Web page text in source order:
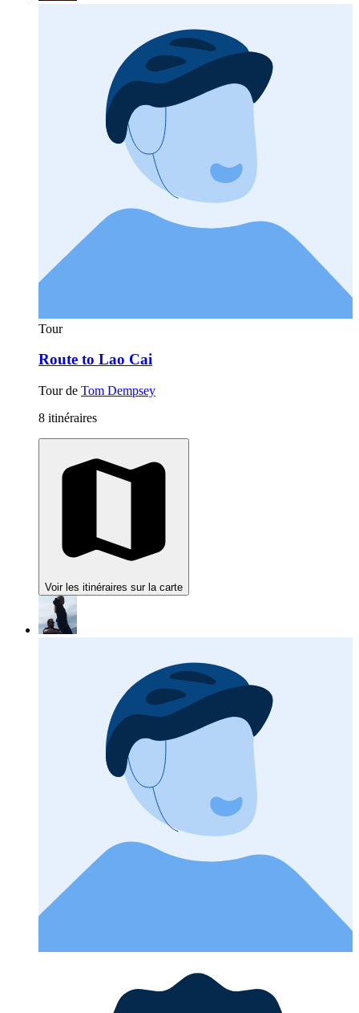
Tour
Route to Lao Cai
Tour de Tom Dempsey
8 itinéraires
Voir les itinéraires sur la carte